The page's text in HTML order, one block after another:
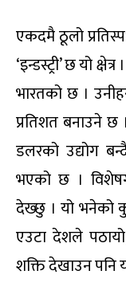
एकदमै ठूलो
‘इन्डस्ट्री’ छ यो
भारतको छ ।
प्रतिशत बनाउने छ
डलरको उद्योग
भएको छ ।
देख्छु । यो भनेको
एउटा देशले
शक्ति देखाउन पनि